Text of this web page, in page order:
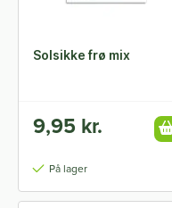
Solsikke frø mix
9,95 kr.
På lager